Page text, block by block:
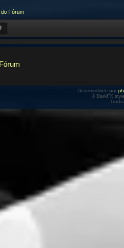
do Fórum
Desenvolvido por
© DarkFX